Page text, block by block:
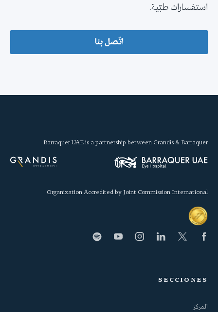
استفسارات طبّية.
اتّصل بنا
Barraquer UAE is a partnership between Grandis & Barraquer
Organization Accredited by Joint Commission International
SECCIONES
المركز